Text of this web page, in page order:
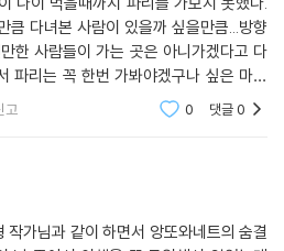
큼 다녀본 사람이 있을까 싶을만큼...방향
한 사람들이 가는 곳은 아니가겠다고 다
파리는 꼭 한번 가봐야겠구나 싶은 마음
!
고 0 댓글0
가님과 같이 하면서 앙또와네트의 숨결